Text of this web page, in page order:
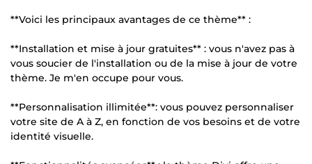
**Voici les principaux avantages de ce thème** :
**Installation et mise à jour gratuites** : vous n'avez pas à
vous soucier de l'installation ou de la mise à jour de votre
thème. Je m'en occupe pour vous.
**Personnalisation illimitée**: vous pouvez personnaliser
votre site de A à Z, en fonction de vos besoins et de votre
identité visuelle.